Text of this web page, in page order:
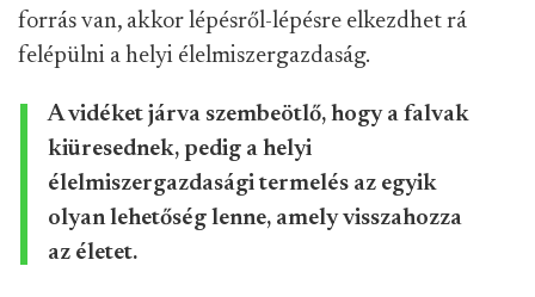
forrás van, akkor lépésről-lépésre elkezdhet rá
felépülni a helyi élelmiszergazdaság.
A vidéket járva szembeötlő, hogy a falvak
kiüresednek, pedig a helyi
élelmiszergazdasági termelés az egyik
olyan lehetőség lenne, amely visszahozza
az életet.